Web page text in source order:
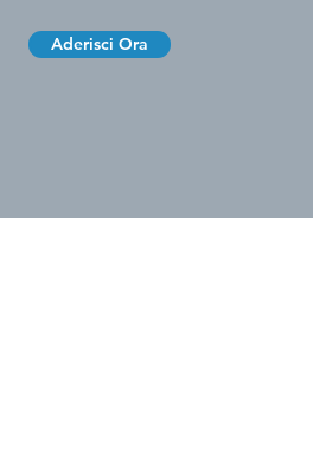
Aderisci Ora